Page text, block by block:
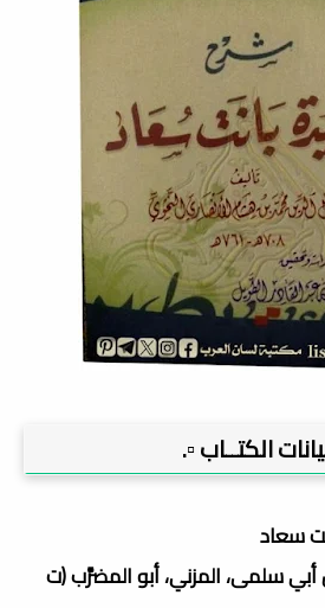
الكتــاب ▫️.
سعاد
سلمى، المزني، أبو المضرَّب (ت